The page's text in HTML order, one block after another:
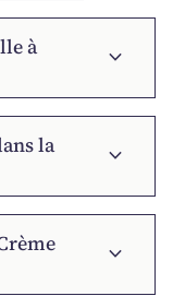
à
expand_more
la
expand_more
expand_more